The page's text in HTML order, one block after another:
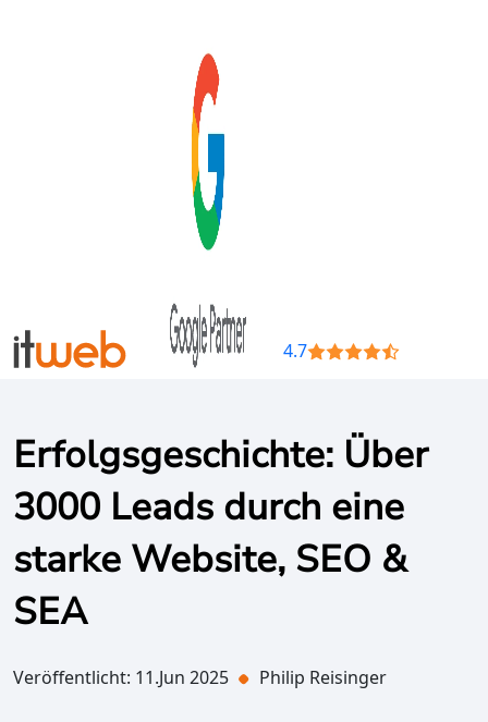
4.7
Erfolgsgeschichte: Über
3000 Leads durch eine
starke Website, SEO &
SEA
Veröffentlicht: 11.Jun 2025 Philip Reisinger